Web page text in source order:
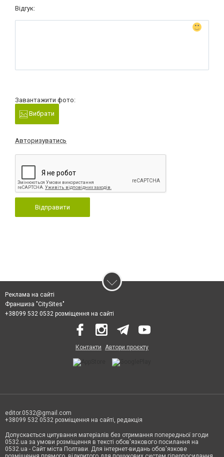
Відгук:
Завантажити фото:
Вибрати
Авторизуватись
Відправити
Реклама на сайті
Франшиза "CitySites"
+38099 532 0532 розміщення на сайті
Контакти Автори проєкту
editor.0532@gmail.com
+38099 532 0532 розміщення на сайті, редакція
Допускається цитування матеріалів без отримання попередньої згоди
0532.ua за умови розміщення в тексті обов'язкового посилання на
0532.ua - Сайт міста Полтави. Для інтернет-видань обов'язкове